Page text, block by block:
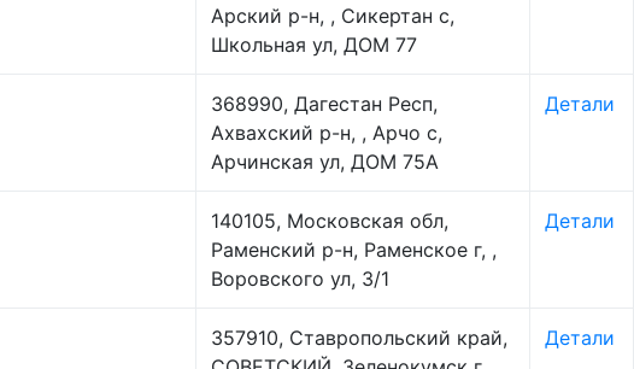
Арский р-н, , Сикертан с,
Школьная ул, ДОМ 77
368990, Дагестан Респ,
Ахвахский р-н, , Арчо с,
Арчинская ул, ДОМ 75А
Детали
140105, Московская обл,
Раменский р-н, Раменское г, ,
Воровского ул, 3/1
Детали
357910, Ставропольский край,
Детали